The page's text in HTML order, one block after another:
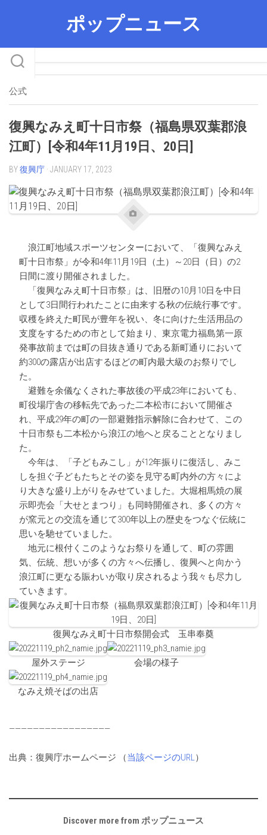
ポップニュース
公式
復興なみえ町十日市祭（福島県双葉郡浪
江町）[令和4年11月19日、20日]
BY復興庁 · JANUARY 17, 2023
浪江町地域スポーツセンターにおいて、「復興なみえ
町十日市祭」が令和4年11月19日（土）～20日（日）の2
日間に渡り開催されました。
「復興なみえ町十日市祭」は、旧暦の10月10日を中日
として3日間行われたことに由来する秋の伝統行事です。
収穫を終えた町民が豊年を祝い、冬に向けた生活用品の
支度をするための市として始まり、東京電力福島第一原
発事故前までは町の目抜き通りである新町通りにおいて
約300の露店が出店するほどの町内最大級のお祭りでし
た。
避難を余儀なくされた事故後の平成23年においても、
町役場庁舎の移転先であった二本松市において開催さ
れ、平成29年の町の一部避難指示解除に合わせて、この
十日市祭も二本松から浪江の地へと戻ることとなりまし
た。
今年は、「子どもみこし」が12年振りに復活し、みこ
しを担ぐ子どもたちとその姿を見守る町内外の方々によ
り大きな盛り上がりをみせていました。大堀相馬焼の展
示即売会「大せとまつり」も同時開催され、多くの方々
が窯元との交流を通じて300年以上の歴史をつなぐ伝統に
思いを馳せていました。
地元に根付くこのようなお祭りを通して、町の雰囲
気、伝統、想いが多くの方々へ伝播し、復興へと向かう
浪江町に更なる賑わいが取り戻されるよう我々も尽力し
ていきます。
復興なみえ町十日市祭開会式 玉串奉奠
屋外ステージ 会場の様子
なみえ焼そばの出店
—————————————————
出典：復興庁ホームページ （当該ページのURL）
Discover more from ポップニュース